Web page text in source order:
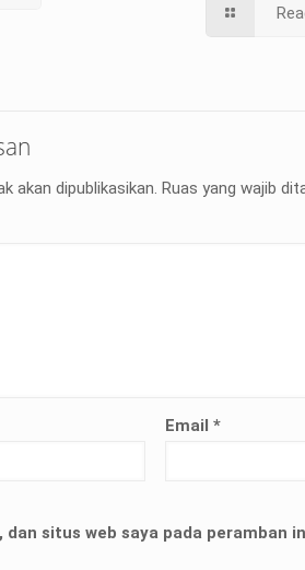
akan dipublikasikan. Ruas yang wajib
Email*
dan situs web saya pada peramban